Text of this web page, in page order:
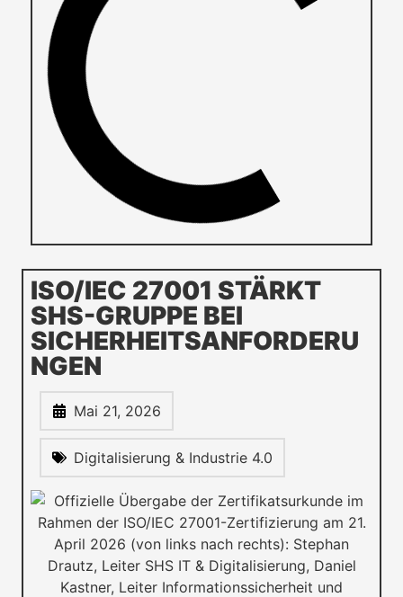
ISO/IEC 27001 STÄRKT
SHS-GRUPPE BEI
SICHERHEITSANFORDERU
NGEN
Mai 21, 2026
Digitalisierung & Industrie 4.0